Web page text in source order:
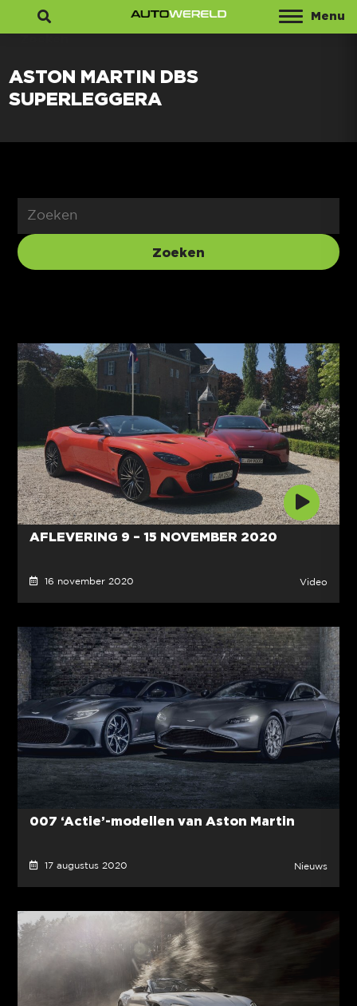
Menu
ASTON MARTIN DBS
SUPERLEGGERA
AFLEVERING 9 – 15 NOVEMBER 2020
16 november 2020 Video
007 ‘Actie’-modellen van Aston Martin
17 augustus 2020 Nieuws